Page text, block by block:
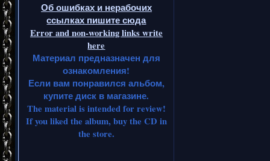
Об ошибках и нерабочих
ссылках пишите сюда
Error and non-working links write
here
Материал предназначен для
ознакомления!
Если вам понравился альбом,
купите диск в магазине.
The material is intended for review!
If you liked the album, buy the CD in
the store.